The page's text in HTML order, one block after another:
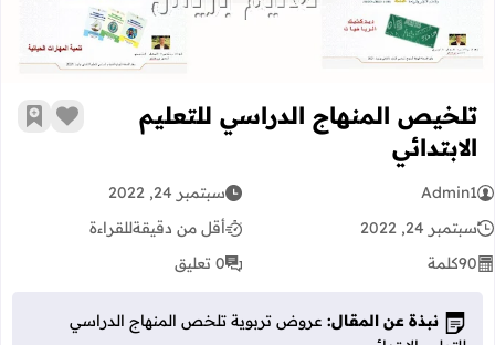
تلخيص المنهاج الدراسي للتعليم
الابتدائي
زر أضف
Admin1
سبتمبر 24, 2022
سبتمبر 24, 2022
أقل من دقيقةللقراءة
90كلمة 0 تعليق
نبذة عن المقال: عروض تربوية تلخص المنهاج الدراسي